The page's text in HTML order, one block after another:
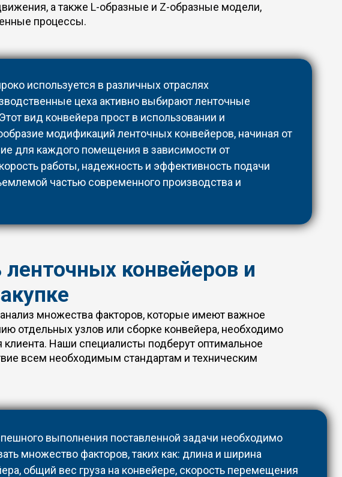
а также L-образные и Z-образные модели,
процессы.
используется в различных отраслях
цеха активно выбирают ленточные
вид конвейера прост в использовании и
модификаций ленточных конвейеров, начиная от
для каждого помещения в зависимости от
работы, надежность и эффективность подачи
частью современного производства и
конвейеров и
множества факторов, которые имеют важное
отдельных узлов или сборке конвейера, необходимо
Наши специалисты подберут оптимальное
всем необходимым стандартам и техническим
выполнения поставленной задачи необходимо
множество факторов, таких как: длина и ширина
общий вес груза на конвейере, скорость перемещения